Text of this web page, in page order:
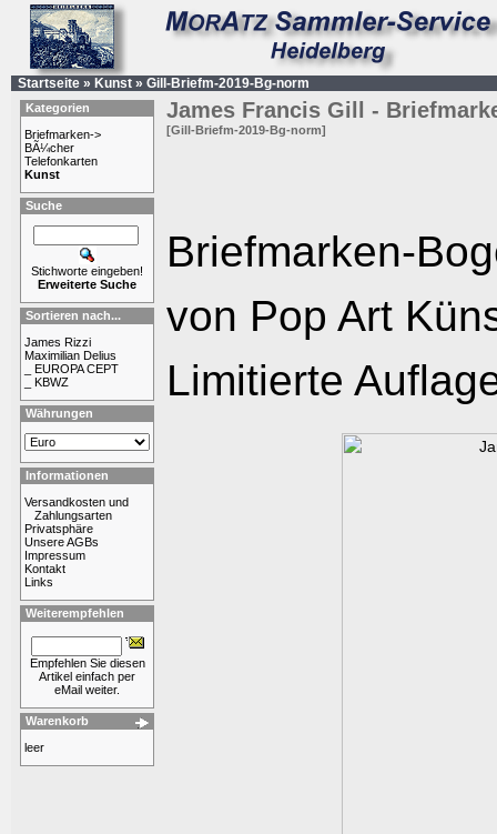
Startseite » Kunst » Gill-Briefm-2019-Bg-norm
Kategorien
Briefmarken->
BÃ¼cher
Telefonkarten
Kunst
Suche
Stichworte eingeben!
Erweiterte Suche
Sortieren nach...
James Rizzi
Maximilian Delius
_ EUROPA CEPT
_ KBWZ
Währungen
Informationen
Versandkosten und
Zahlungsarten
Privatsphäre
Unsere AGBs
Impressum
Kontakt
Links
Weiterempfehlen
Empfehlen Sie diesen
Artikel einfach per
eMail weiter.
Warenkorb
leer
James Francis Gill -
[Gill-Briefm-2019-Bg-norm]
Briefmarken-
von Pop Art
Limitierte